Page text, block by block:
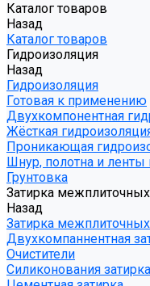
Каталог товаров
Назад
Каталог товаров
Гидроизоляция
Назад
Гидроизоляция
Готовая к применению
Двухкомпонентная
Жёсткая
Проникающая
Шнур, полотна и
Грунтовка
Затирка
Назад
Затирка
Двухкомпаннентная
Очистители
Силиконования затирка